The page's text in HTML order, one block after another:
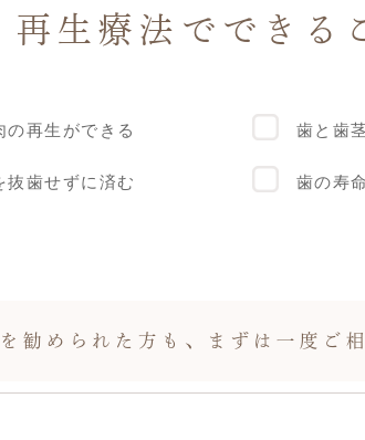
再生療法でできる
再生ができる 歯と歯
歯せずに済む 歯の寿
勧められた方も、 まずは一度ご